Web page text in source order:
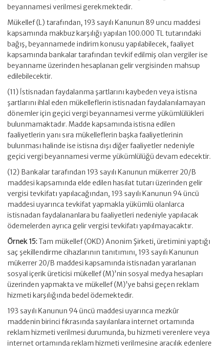
beyannamesi verilmesi gerekmektedir.
Mükellef (L) tarafından, 193 sayılı Kanunun 89 uncu maddesi
kapsamında makbuz karşılığı yapılan 100.000 TL tutarındaki
bağış, beyannamede indirim konusu yapılabilecek, faaliyet
kapsamında bankalar tarafından tevkif edilmiş olan vergiler ise
beyanname üzerinden hesaplanan gelir vergisinden mahsup
edilebilecektir.
(11) İstisnadan faydalanma şartlarını kaybeden veya istisna
şartlarını ihlal eden mükelleflerin istisnadan faydalanılamayan
dönemler için geçici vergi beyannamesi verme yükümlülükleri
bulunmamaktadır. Madde kapsamında istisna edilen
faaliyetlerin yanı sıra mükelleflerin başka faaliyetlerinin
bulunması halinde ise istisna dışı diğer faaliyetler nedeniyle
geçici vergi beyannamesi verme yükümlülüğü devam edecektir.
(12) Bankalar tarafından 193 sayılı Kanunun mükerrer 20/B
maddesi kapsamında elde edilen hasılat tutarı üzerinden gelir
vergisi tevkifatı yapılacağından, 193 sayılı Kanunun 94 üncü
maddesi uyarınca tevkifat yapmakla yükümlü olanlarca
istisnadan faydalananlara bu faaliyetleri nedeniyle yapılacak
ödemelerden ayrıca gelir vergisi tevkifatı yapılmayacaktır.
Örnek 15:Tam mükellef (OKD) Anonim Şirketi, üretimini yaptığı
saç şekillendirme cihazlarının tanıtımını, 193 sayılı Kanunun
mükerrer 20/B maddesi kapsamında istisnadan yararlanan
sosyal içerik üreticisi mükellef (M)’nin sosyal medya hesapları
üzerinden yapmakta ve mükellef (M)’ye bahsi geçen reklam
hizmeti karşılığında bedel ödemektedir.
193 sayılı Kanunun 94 üncü maddesi uyarınca mezkûr
maddenin birinci fıkrasında sayılanlara internet ortamında
reklam hizmeti verilmesi durumunda, bu hizmeti verenlere veya
internet ortamında reklam hizmeti verilmesine aracılık edenlere